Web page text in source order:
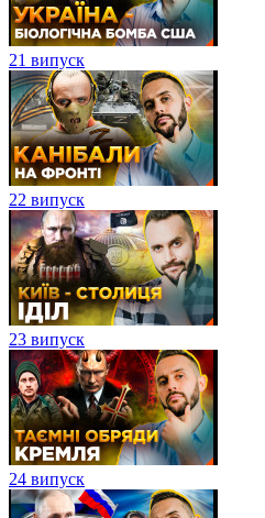
21 випуск
22 випуск
23 випуск
24 випуск